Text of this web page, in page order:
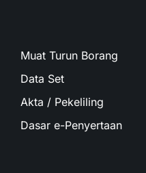
Muat Turun Borang
Data Set
Akta / Pekeliling
Dasar e-Penyertaan